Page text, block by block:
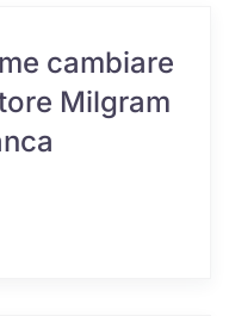
cambiare
Milgram